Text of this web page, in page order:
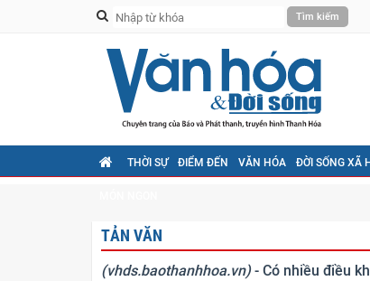
THỜI SỰ ĐIỂM ĐẾN VĂN HÓA ĐỜI SỐNG XÃ
TẢN VĂN
(vhds.baothanhhoa.vn)- Có nhiều điều